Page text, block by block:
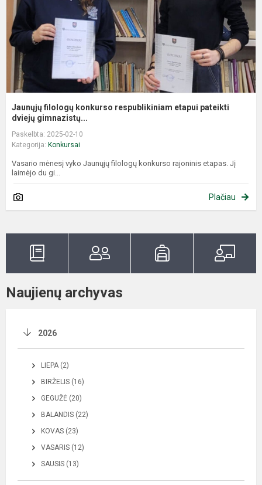
Jaunųjų filologų konkurso respublikiniam etapui pateikti
dviejų gimnazistų...
Paskelbta: 2025-02-10
Kategorija: Konkursai
Vasario mėnesį vyko Jaunųjų filologų konkurso rajoninis etapas. Jį
laimėjo du gi...
Plačiau
Naujienų archyvas
2026
LIEPA (2)
BIRŽELIS (16)
GEGUŽĖ (20)
BALANDIS (22)
KOVAS (23)
VASARIS (12)
SAUSIS (13)